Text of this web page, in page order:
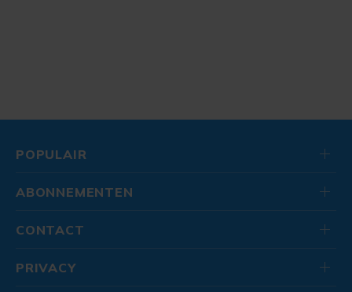
POPULAIR
ABONNEMENTEN
CONTACT
PRIVACY